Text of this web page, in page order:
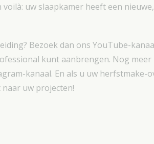
uw slaapkamer heeft een
Bezoek dan ons YouTube-
kunt aanbrengen. Nog
kanaal. En als u uw herfstmake-
uw projecten!